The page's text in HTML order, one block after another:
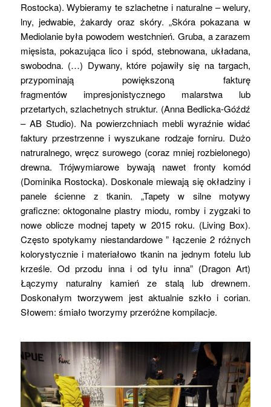
Rostocka). Wybieramy te szlachetne i naturalne – welury,
lny, jedwabie, żakardy oraz skóry. „Skóra pokazana w
Mediolanie była powodem westchnień. Gruba, a zarazem
mięsista, pokazująca lico i spód, stebnowana, układana,
swobodna. (…) Dywany, które pojawiły się na targach,
przypominają powiększoną fakturę
fragmentów impresjonistycznego malarstwa lub
przetartych, szlachetnych struktur. (Anna Bedlicka-Góźdź
– AB Studio). Na powierzchniach mebli wyraźnie widać
faktury przestrzenne i wyszukane rodzaje forniru. Dużo
natruralnego, wręcz surowego (coraz mniej rozbielonego)
drewna. Trójwymiarowe bywają nawet fronty komód
(Dominika Rostocka). Doskonale miewają się okładziny i
panele ścienne z tkanin. „Tapety w silne motywy
graficzne: oktogonalne plastry miodu, romby i zygzaki to
nowe oblicze modnej tapety w 2015 roku. (Living Box).
Często spotykamy niestandardowe ” łączenie 2 różnych
kolorystycznie i materiałowo tkanin na jednym fotelu lub
krześle. Od przodu inna i od tyłu inna” (Dragon Art)
Łączymy naturalny kamień ze stalą lub drewnem.
Doskonałym tworzywem jest aktualnie szkło i corian.
Słowem: śmiało tworzymy przeróżne kompilacje.